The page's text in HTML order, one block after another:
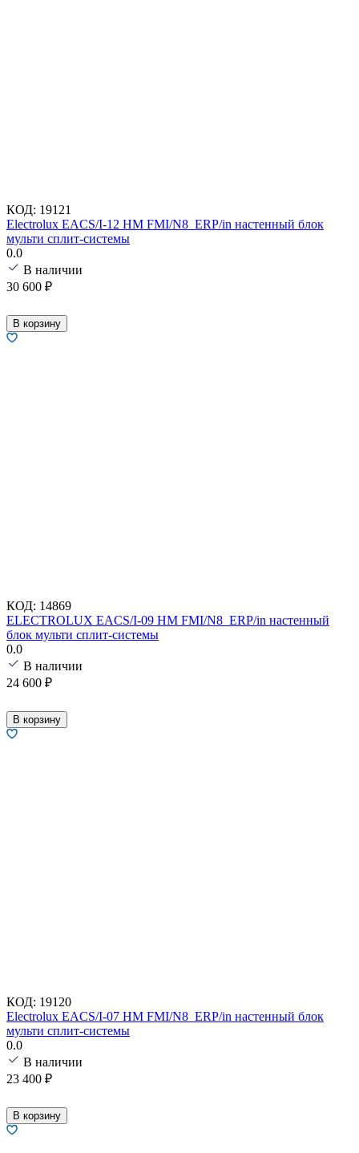
КОД: 19121
Electrolux EACS/I-12 HM FMI/N8_ERP/in настенный блок
мульти сплит-системы
0.0
В наличии
30 600 ₽
В корзину
КОД: 14869
ELECTROLUX EACS/I-09 HM FMI/N8_ERP/in настенный
блок мульти сплит-системы
0.0
В наличии
24 600 ₽
В корзину
КОД: 19120
Electrolux EACS/I-07 HM FMI/N8_ERP/in настенный блок
мульти сплит-системы
0.0
В наличии
23 400 ₽
В корзину